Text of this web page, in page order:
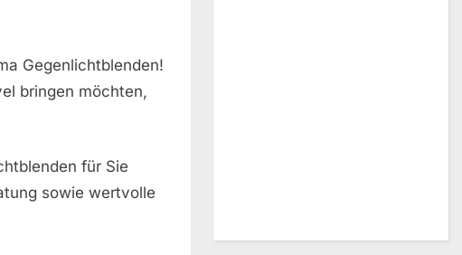
Gegenlichtblenden!
bringen möchten,
für Sie
sowie wertvolle